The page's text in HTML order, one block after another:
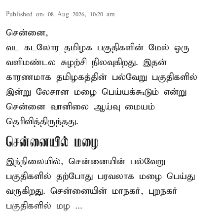
Published on: 08 Aug 2026, 10:20 am
சென்னை,
வட கடலோர தமிழக பகுதிகளின் மேல் ஒரு
வளிமண்டல சுழற்சி நிலவுகிறது. இதன்
காரணமாக தமிழகத்தின் பல்வேறு பகுதிகளில்
இன்று லேசான மழை பெய்யக்கூடும் என்று
சென்னை வானிலை ஆய்வு மையம்
தெரிவித்திருந்தது.
சென்னையில் மழை
இந்நிலையில், சென்னையின் பல்வேறு
பகுதிகளில் தற்போது பரவலாக மழை பெய்து
வருகிறது. சென்னையின் மாநகர், புறநகர்
பகுதிகளில் மழ ...